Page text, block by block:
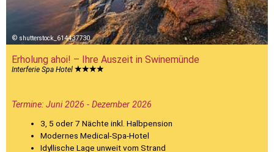
shutterstock_614437730
Erholung ahoi! – Ihre Auszeit in Swinemünde
Interferie Spa Hotel
Termine: Juni 2026 - Dezember 2026
3, 5 oder 7 Nächte inkl. Halbpension
Modernes Medical-Spa-Hotel
Idyllische Lage unweit vom Strand